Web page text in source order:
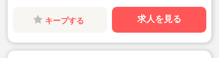
キープする 求人を見る